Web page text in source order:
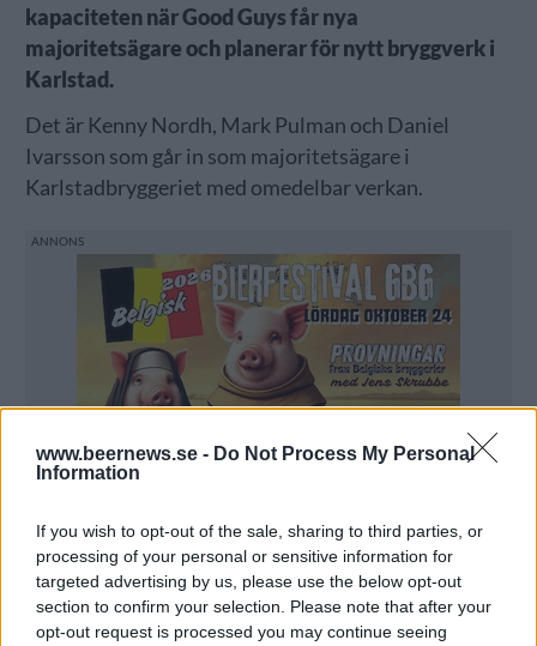
www.beernews.se - Do Not Process My Personal
Information
If you wish to opt-out of the sale, sharing to third parties, or
processing of your personal or sensitive information for
targeted advertising by us, please use the below opt-out
section to confirm your selection. Please note that after your
opt-out request is processed you may continue seeing
kapaciteten när Good Guys får nya
majoritetsägare och planerar för nytt bryggverk i
Karlstad.
Det är Kenny Nordh, Mark Pulman och Daniel
Ivarsson som går in som majoritetsägare i
Karlstadbryggeriet med omedelbar verkan.